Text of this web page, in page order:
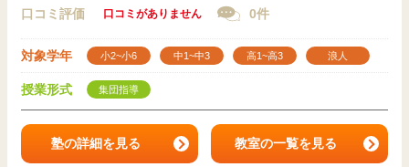
口コミ評価 口コミがありません 0件
対象学年 小2~小6 中1~中3 高1~高3 浪人
授業形式 集団指導
塾の詳細を見る 教室の一覧を見る